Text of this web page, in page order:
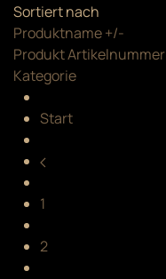
Sortiert nach
Produktname +/-
Produkt Artikelnummer
Kategorie
Start
1
2